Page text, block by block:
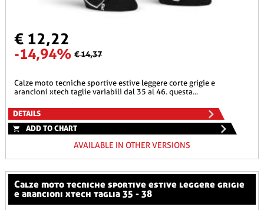
€ 12,22
-14,94% € 14,37
calze moto tecniche sportive estive leggere corte grigie e
arancioni xtech taglie variabili dal 35 al 46. questa...
DETAILS
ADD TO CHART
AVAILABLE IN OTHER VERSIONS
calze moto tecniche sportive estive leggere grigie
e arancioni xtech taglia 35 - 38